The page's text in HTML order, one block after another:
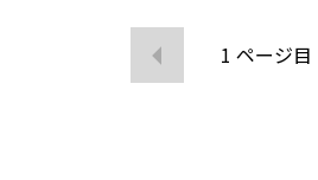
1 ページ目